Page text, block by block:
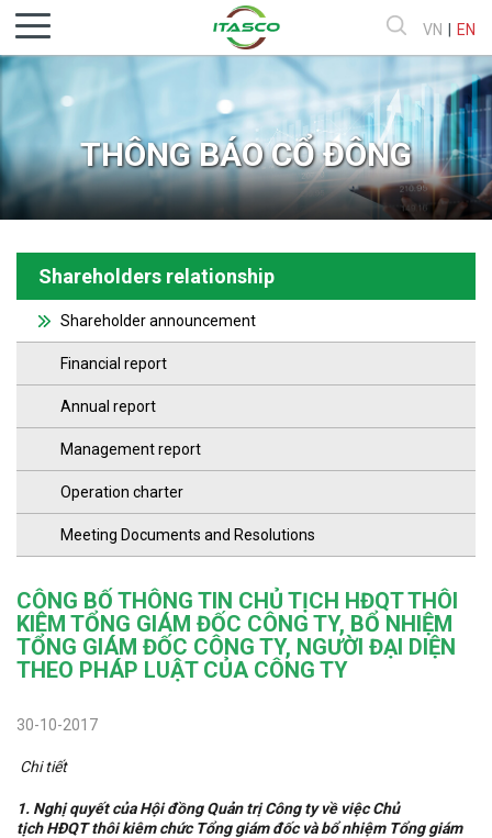
VN EN
THÔNG BÁO CỔ ĐÔNG
Shareholders relationship
Shareholder announcement
Financial report
Annual report
Management report
Operation charter
Meeting Documents and Resolutions
CÔNG BỐ THÔNG TIN CHỦ TỊCH HĐQT THÔI
KIÊM TỔNG GIÁM ĐỐC CÔNG TY, BỔ NHIỆM
TỔNG GIÁM ĐỐC CÔNG TY, NGƯỜI ĐẠI DIỆN
THEO PHÁP LUẬT CỦA CÔNG TY
30-10-2017
Chi tiết
1. Nghị quyết của Hội đồng Quản trị Công ty về việc Chủ
tịch HĐQT thôi kiêm chức Tổng giám đốc và bổ nhiệm Tổng giám